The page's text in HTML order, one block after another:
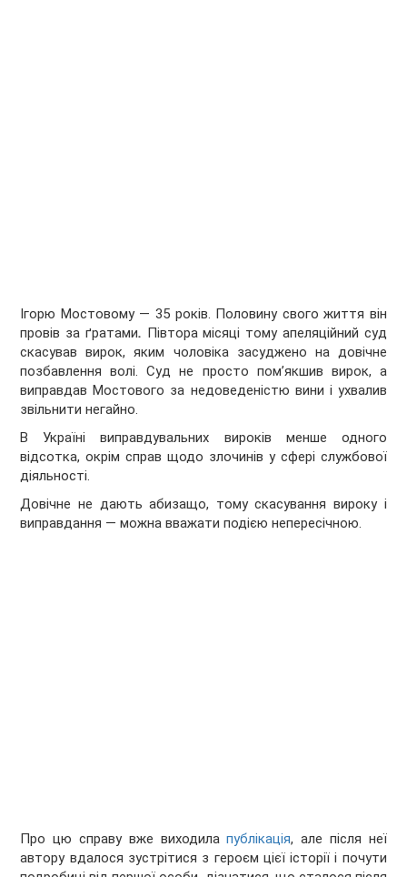
Ігорю Мостовому — 35 років. Половину свого життя він
провів за ґратами. Півтора місяці тому апеляційний суд
скасував вирок, яким чоловіка засуджено на довічне
позбавлення волі. Суд не просто пом’якшив вирок, а
виправдав Мостового за недоведеністю вини і ухвалив
звільнити негайно.
В Україні виправдувальних вироків менше одного
відсотка, окрім справ щодо злочинів у сфері службової
діяльності.
Довічне не дають абизащо, тому скасування вироку і
виправдання — можна вважати подією непересічною.
Про цю справу вже виходилапублікація, але після неї
автору вдалося зустрітися з героєм цієї історії і почути